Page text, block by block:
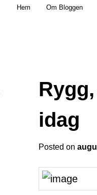
obekväm
Hem Om Bloggen
idag
Posted on